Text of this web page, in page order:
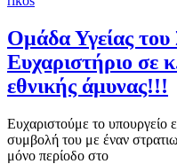
Ομάδα Υγείας
Ευχαριστήριο σε
εθνικής άμυνας!!!
Ευχαριστούμε το υπουργείο
συμβολή του με έναν
μόνο περίοδο στο